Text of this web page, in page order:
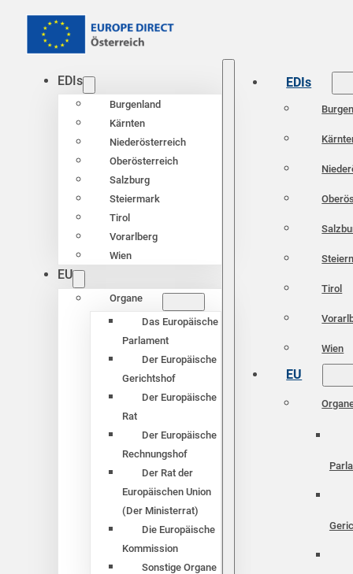
EDIs
Burgenland
Kärnten
Niederösterreich
Oberösterreich
Salzburg
Steiermark
Tirol
Vorarlberg
Wien
EU
Organe
Das Europäische
Parlament
Der Europäische
Gerichtshof
Der Europäische
Rat
Der Europäische
Rechnungshof
Der Rat der
Europäischen Union
(Der Ministerrat)
Die Europäische
Kommission
Sonstige Organe
EDIs
Tirol
Wien
EU